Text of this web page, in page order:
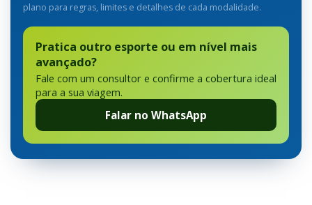
plano para regras, limites e detalhes de cada modalidade.
Pratica outro esporte ou em nível mais
avançado?
Fale com um consultor e confirme a cobertura ideal
para a sua viagem.
Falar no WhatsApp